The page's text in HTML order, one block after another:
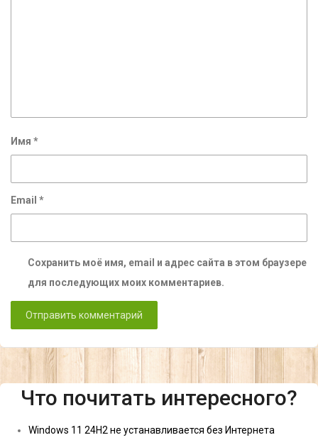
Имя *
Email *
Сохранить моё имя, email и адрес сайта в этом браузере
для последующих моих комментариев.
Что почитать интересного?
Windows 11 24H2 не устанавливается без Интернета